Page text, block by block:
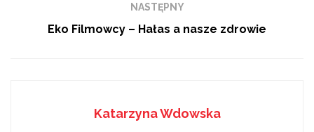
są do podmiotów komercyjnych oraz do jednostek
sektora publicznego (w tym jednostek samorządu
Zamiast koniem, pojedziesz „elektrykiem”. Być może
NASTĘPNY
Eko Filmowcy – Hałas a nasze zdrowie
Katarzyna Wdowska